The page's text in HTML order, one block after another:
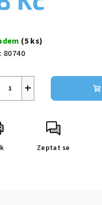
(5 ks)
80740
+
Zeptat se